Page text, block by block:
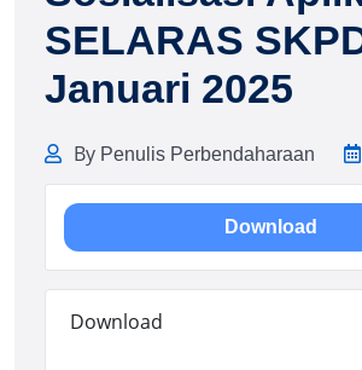
SELARAS
Januari 2025
By Penulis Perbendaharaan
Download
Download